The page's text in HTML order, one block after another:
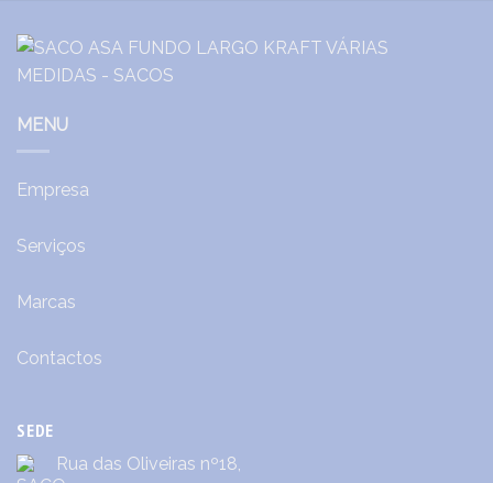
MENU
Empresa
Serviços
Marcas
Contactos
SEDE
Rua das Oliveiras nº18,